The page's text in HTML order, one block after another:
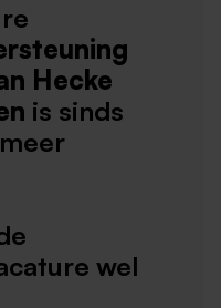
Hecke
is sinds
wel